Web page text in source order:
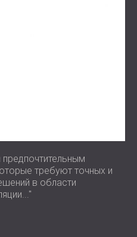
предпочтительным
требуют точных и
в области